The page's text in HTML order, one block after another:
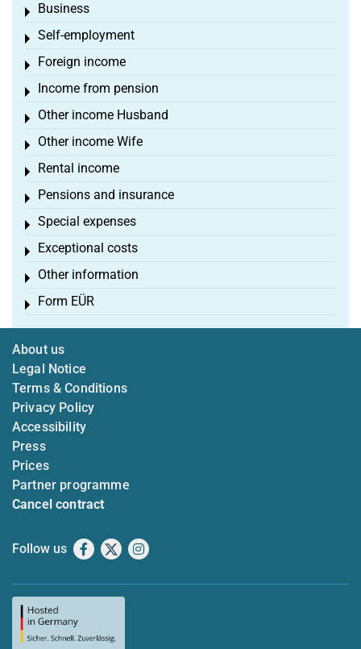
Business
Toggle menu
Self-employment
Toggle menu
Foreign income
Toggle menu
Income from pension
Toggle menu
Other income Husband
Toggle menu
Other income Wife
Toggle menu
Rental income
Toggle menu
Pensions and insurance
Toggle menu
Special expenses
Toggle menu
Exceptional costs
Toggle menu
Other information
Toggle menu
Form EÜR
Toggle menu
About us
Legal Notice
Terms & Conditions
Privacy Policy
Accessibility
Press
Prices
Partner programme
Cancel contract
Follow us Facebook
X Instagram